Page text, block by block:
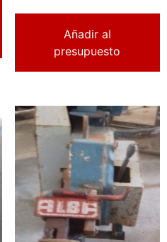
Añadir al
presupuesto